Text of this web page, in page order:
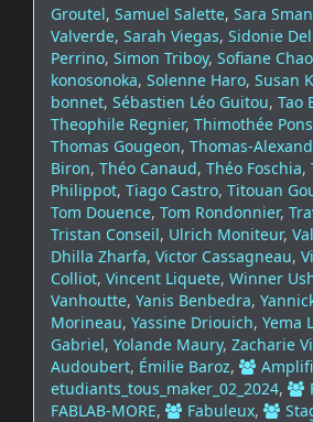
Groutel, Samuel Salette, Sara
Valverde, Sarah Viegas, Sidonie
Perrino, Simon Triboy, Sofiane
konosonoka, Solenne Haro, Susan
bonnet, Sébastien Léo Guitou, Tao
Theophile Regnier, Thimothée Pons
Thomas Gougeon, Thomas-
Biron, Théo Canaud, Théo Foschia,
Philippot, Tiago Castro, Titouan
Tom Douence, Tom Rondonnier,
Tristan Conseil, Ulrich Moniteur,
Dhilla Zharfa, Victor Cassagneau,
Colliot, Vincent Liquete, Winner
Vanhoutte, Yanis Benbedra,
Morineau, Yassine Driouich, Yema
Gabriel, Yolande Maury, Zacharie
Audoubert, Émilie Baroz,
etudiants_tous_maker_02_2024,
FABLAB-MORE, Fabuleux,